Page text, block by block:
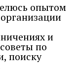
опытом
и
по
поиску